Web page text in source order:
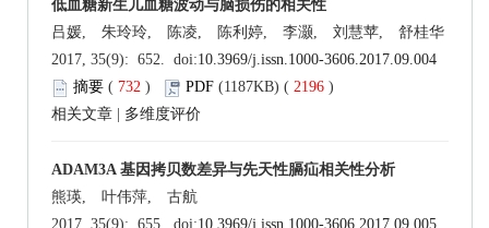
低血糖新生儿血糖波动与脑损伤的相关性
吕媛, 朱玲玲, 陈凌, 陈利婷, 李灏, 刘慧苹, 舒桂华
2017, 35(9): 652. doi:10.3969/j.issn.1000-3606.2017.09.004
摘要 ( 732 ) PDF (1187KB) ( 2196 )
相关文章
多维度评价
ADAM3A 基因拷贝数差异与先天性膈疝相关性分析
熊瑛, 叶伟萍, 古航
2017, 35(9): 655. doi:10.3969/j.issn.1000-3606.2017.09.005